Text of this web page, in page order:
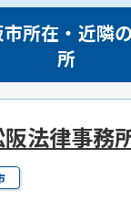
所在・近隣
所
法律事務